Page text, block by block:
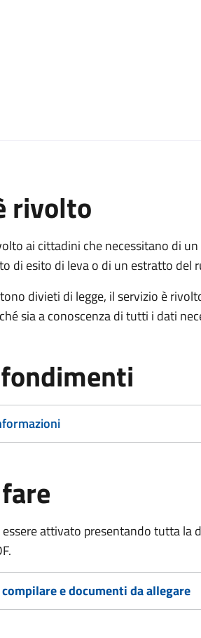
rivolto
ai cittadini che necessitano di
di esito di leva o di un estratto del
divieti di legge, il servizio è
sia a conoscenza di tutti i dati
essere attivato presentando tutta la
e documenti da allegare